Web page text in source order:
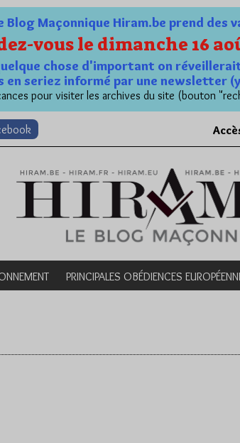
Blog Maçonnique Hiram.be prend
vous le dimanche 16
chose d'important on
en seriez informé par une newsletter
pour visiter les archives du site (bouton
PRINCIPALES OBÉDIENCES